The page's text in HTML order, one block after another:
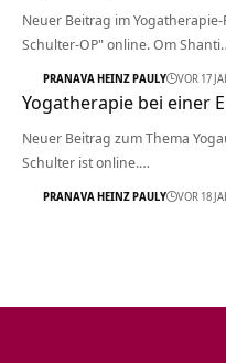
Neuer Beitrag im
Schulter-OP" online. Om
PRANAVA HEINZ PAULY VOR 17
Yogatherapie bei einer
Neuer Beitrag zum Thema
Schulter ist online.…
PRANAVA HEINZ PAULY VOR 18